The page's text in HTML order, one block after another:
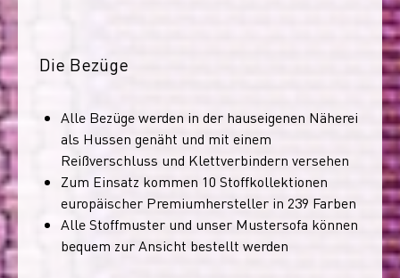
Die Bezüge
Alle Bezüge werden in der hauseigenen Näherei
als Hussen genäht und mit einem
Reißverschluss und Klettverbindern versehen
Zum Einsatz kommen 10 Stoffkollektionen
europäischer Premiumhersteller in 239 Farben
Alle Stoffmuster und unser Mustersofa können
bequem zur Ansicht bestellt werden